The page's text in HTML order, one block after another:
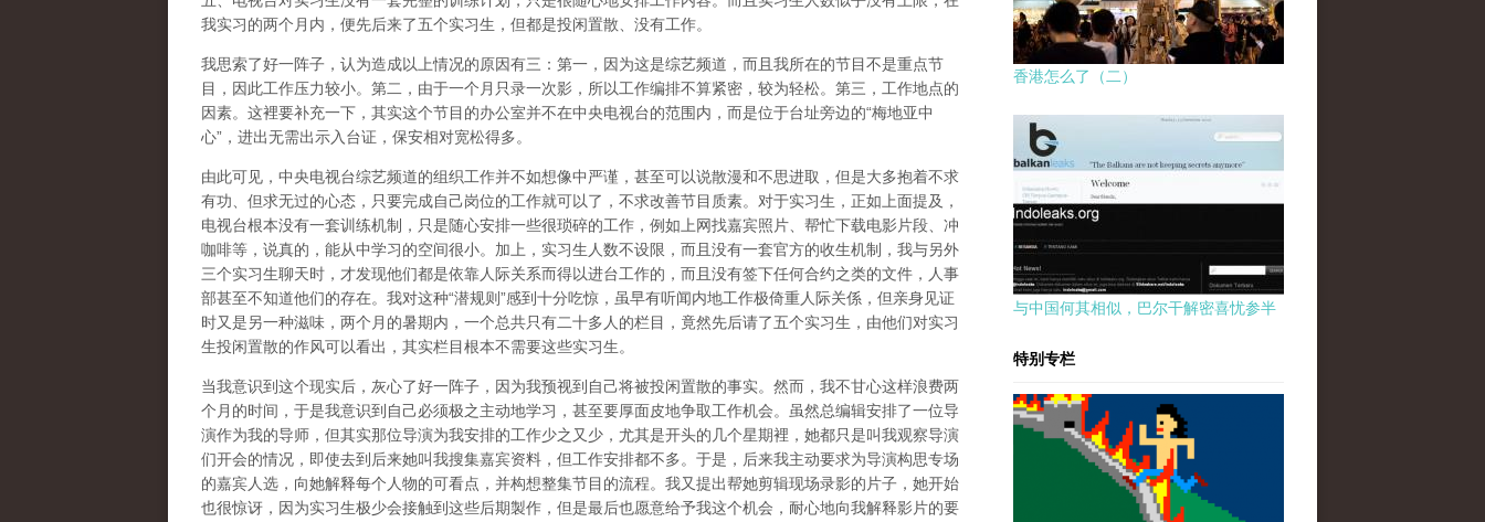
我实习的两个月内，便先后来了五个实习生，但都是投闲置散、没有工作。
我思索了好一阵子，认为造成以上情况的原因有三：第一，因为这是综艺频道，而且我所在的节目不是重点节
目，因此工作压力较小。第二，由于一个月只录一次影，所以工作编排不算紧密，较为轻松。第三，工作地点的
因素。这裡要补充一下，其实这个节目的办公室并不在中央电视台的范围内，而是位于台址旁边的“梅地亚中
心”，进出无需出示入台证，保安相对宽松得多。
由此可见，中央电视台综艺频道的组织工作并不如想像中严谨，甚至可以说散漫和不思进取，但是大多抱着不求
有功、但求无过的心态，只要完成自己岗位的工作就可以了，不求改善节目质素。对于实习生，正如上面提及，
电视台根本没有一套训练机制，只是随心安排一些很琐碎的工作，例如上网找嘉宾照片、帮忙下载电影片段、冲
咖啡等，说真的，能从中学习的空间很小。加上，实习生人数不设限，而且没有一套官方的收生机制，我与另外
三个实习生聊天时，才发现他们都是依靠人际关系而得以进台工作的，而且没有签下任何合约之类的文件，人事
部甚至不知道他们的存在。我对这种“潜规则”感到十分吃惊，虽早有听闻内地工作极倚重人际关係，但亲身见证
时又是另一种滋味，两个月的暑期内，一个总共只有二十多人的栏目，竟然先后请了五个实习生，由他们对实习
生投闲置散的作风可以看出，其实栏目根本不需要这些实习生。
当我意识到这个现实后，灰心了好一阵子，因为我预视到自己将被投闲置散的事实。然而，我不甘心这样浪费两
个月的时间，于是我意识到自己必须极之主动地学习，甚至要厚面皮地争取工作机会。虽然总编辑安排了一位导
演作为我的导师，但其实那位导演为我安排的工作少之又少，尤其是开头的几个星期裡，她都只是叫我观察导演
们开会的情况，即使去到后来她叫我搜集嘉宾资料，但工作安排都不多。于是，后来我主动要求为导演构思专场
的嘉宾人选，向她解释每个人物的可看点，并构想整集节目的流程。我又提出帮她剪辑现场录影的片子，她开始
也很惊讶，因为实习生极少会接触到这些后期製作，但是最后也愿意给予我这个机会，耐心地向我解释影片的要
香港怎么了（二）
与中国何其相似，巴尔干解密喜忧参半
特别专栏